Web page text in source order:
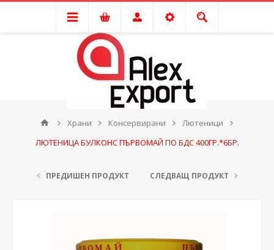
Храни Консервирани
Лютеници
ЛЮТЕНИЦА БУЛКОНС ПЪРВОМАЙ ПО БДС 400ГР.*6БР.
ПРЕДИШЕН ПРОДУКТ СЛЕДВАЩ ПРОДУКТ